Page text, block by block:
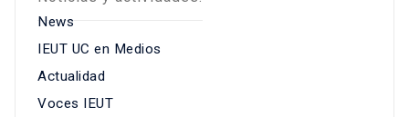
News
IEUT UC en Medios
Actualidad
Voces IEUT